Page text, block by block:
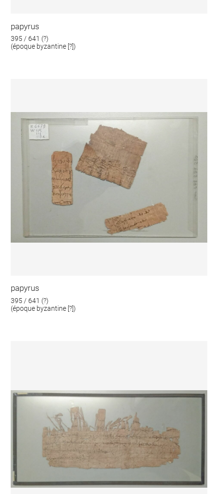
papyrus
395 / 641 (?)
(époque byzantine [?])
papyrus
395 / 641 (?)
(époque byzantine [?])